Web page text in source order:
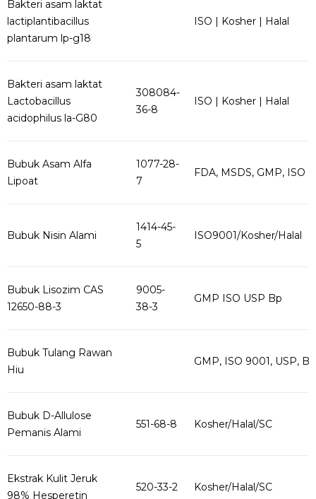
Bakteri asam laktat
lactiplantibacillus
plantarum lp-g18
ISO | Kosher | Halal
Bakteri asam laktat
Lactobacillus
acidophilus la-G80
308084-
36-8
ISO | Kosher | Halal
Bubuk Asam Alfa
Lipoat
1077-28-
7
FDA, MSDS, GMP, ISO
Bubuk Nisin Alami
1414-45-
5
ISO9001/Kosher/Halal
Bubuk Lisozim CAS
12650-88-3
9005-
38-3
GMP ISO USP Bp
Bubuk Tulang Rawan
Hiu
GMP, ISO 9001, USP,
Bubuk D-Allulose
Pemanis Alami
551-68-8 Kosher/Halal/SC
Ekstrak Kulit Jeruk
98% Hesperetin
520-33-2 Kosher/Halal/SC